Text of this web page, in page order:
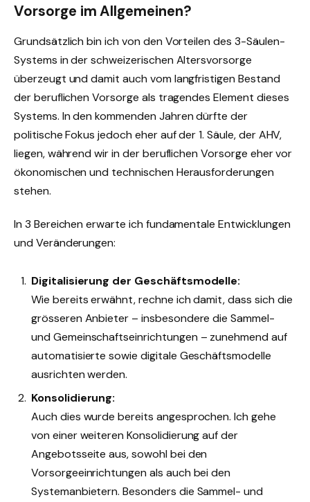
Vorsorge im Allgemeinen?
Grundsätzlich bin ich von den Vorteilen des 3-Säulen-
Systems in der schweizerischen Altersvorsorge
überzeugt und damit auch vom langfristigen Bestand
der beruflichen Vorsorge als tragendes Element dieses
Systems. In den kommenden Jahren dürfte der
politische Fokus jedoch eher auf der 1. Säule, der AHV,
liegen, während wir in der beruflichen Vorsorge eher vor
ökonomischen und technischen Herausforderungen
stehen.
In 3 Bereichen erwarte ich fundamentale Entwicklungen
und Veränderungen:
Digitalisierung der Geschäftsmodelle:
Wie bereits erwähnt, rechne ich damit, dass sich die
grösseren Anbieter – insbesondere die Sammel-
und Gemeinschaftseinrichtungen – zunehmend auf
automatisierte sowie digitale Geschäftsmodelle
ausrichten werden.
Konsolidierung:
Auch dies wurde bereits angesprochen. Ich gehe
von einer weiteren Konsolidierung auf der
Angebotsseite aus, sowohl bei den
Vorsorgeeinrichtungen als auch bei den
Systemanbietern. Besonders die Sammel- und